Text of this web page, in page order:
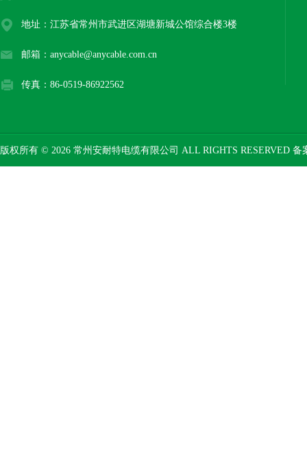
地址：江苏省常州市武进区湖塘新城公馆综合楼3楼
邮箱：anycable@anycable.com.cn
传真：86-0519-86922562
版权所有 © 2026 常州安耐特电缆有限公司 ALL RIGHTS RESERVED 备